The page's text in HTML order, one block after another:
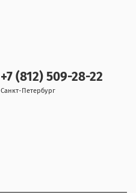
+7 (812) 509-28-22
Санкт-Петербург